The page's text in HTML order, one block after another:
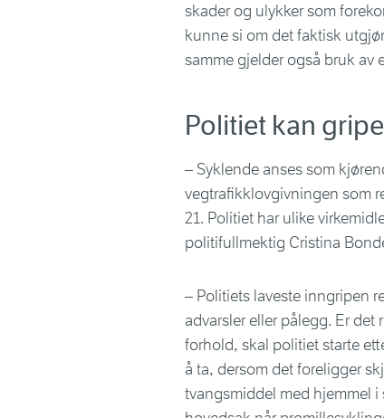
skader og ulykker som
kunne si om det faktisk
samme gjelder også bruk av
Politiet kan
– Syklende anses som
vegtrafikklovgivningen som
21. Politiet har ulike
politifullmektig Cristina
– Politiets laveste inngripen
advarsler eller pålegg. Er
forhold, skal politiet starte
å ta, dersom det foreligger
tvangsmiddel med hjemmel i